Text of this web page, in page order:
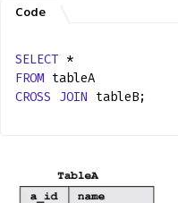
SELECT *
FROM tableA
CROSS JOIN tableB;